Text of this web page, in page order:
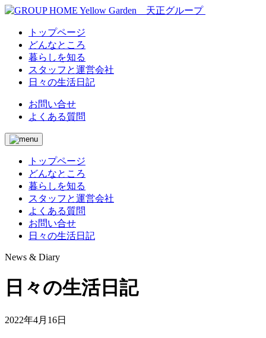
トップページ
どんなところ
暮らしを知る
スタッフと運営会社
日々の生活日記
お問い合せ
よくある質問
トップページ
どんなところ
暮らしを知る
スタッフと運営会社
よくある質問
お問い合せ
日々の生活日記
News & Diary
日々の生活日記
2022年4月16日